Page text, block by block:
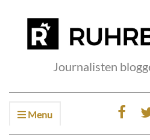
Journalisten
Menu